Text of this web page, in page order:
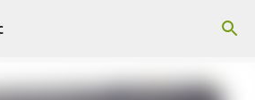
contenido principal